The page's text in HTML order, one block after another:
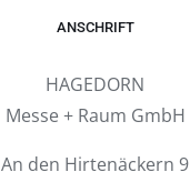
ANSCHRIFT
HAGEDORN
Messe + Raum GmbH
An den Hirtenäckern 9